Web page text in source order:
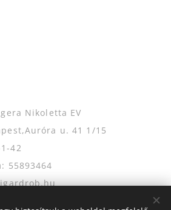
Nikoletta EV
u. 41 1/15
42
55893464